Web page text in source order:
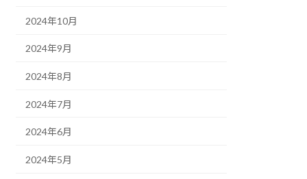
2024年10月
2024年9月
2024年8月
2024年7月
2024年6月
2024年5月